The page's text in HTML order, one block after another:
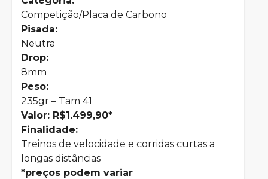
Competição/Placa de Carbono
Pisada:
Neutra
Drop:
8mm
Peso:
235gr – Tam 41
Valor: R$1.499,90*
Finalidade:
Treinos de velocidade e corridas curtas a
longas distâncias
*preços podem variar